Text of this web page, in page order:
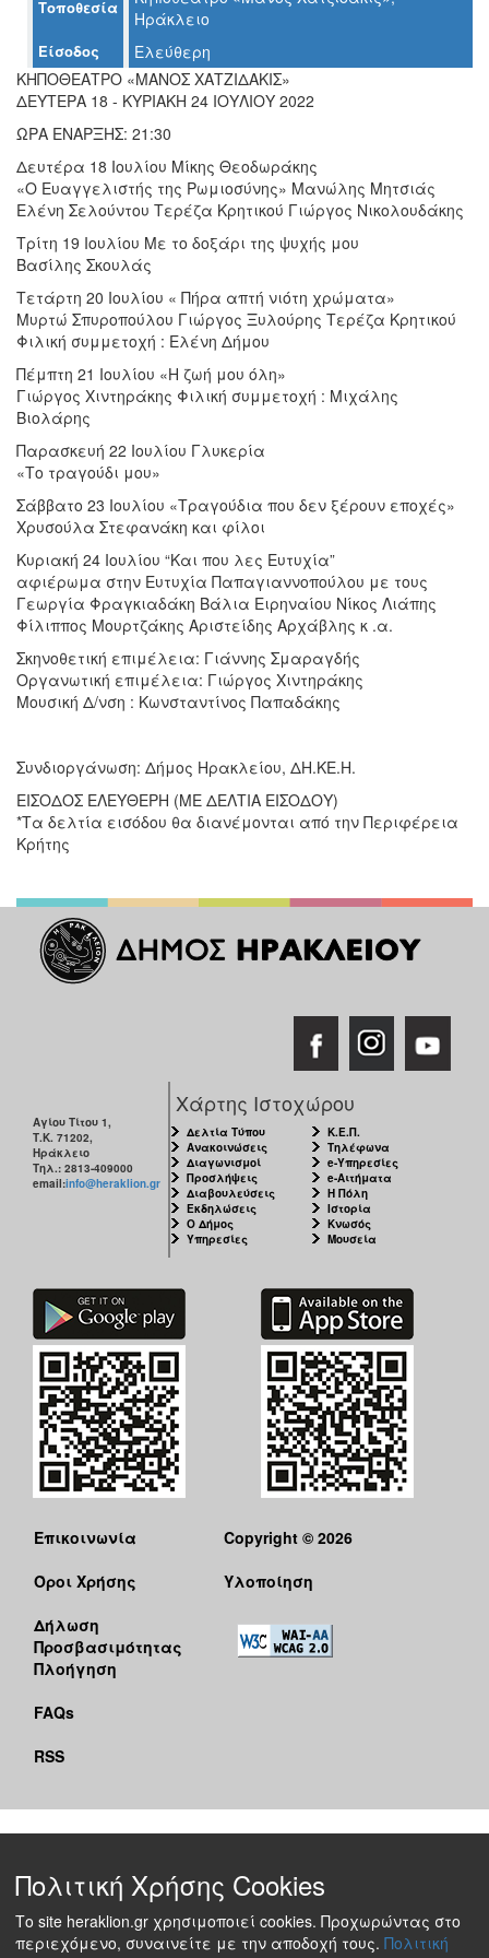
ΜΑΣ
ΔΗΜΟΣ
ΠΟΛΙΤΙΣΜΟΣ
ΑΝΘΕΚΤΙΚΗ
ΠΟΛΗ
Τοποθεσία
Ηράκλειο
Είσοδος
Ελεύθερη
ΚΗΠΟΘΕΑΤΡΟ «ΜΑΝΟΣ ΧΑΤΖΙΔΑΚΙΣ»
ΔΕΥΤΕΡΑ 18 - ΚΥΡΙΑΚΗ 24 ΙΟΥΛΙΟΥ 2022
ΩΡΑ ΕΝΑΡΞΗΣ: 21:30
Δευτέρα 18 Ιουλίου Μίκης Θεοδωράκης
«Ο Ευαγγελιστής της Ρωμιοσύνης» Μανώλης Μητσιάς
Ελένη Σελούντου Τερέζα Κρητικού Γιώργος Νικολουδάκης
Τρίτη 19 Ιουλίου Με το δοξάρι της ψυχής μου
Βασίλης Σκουλάς
Τετάρτη 20 Ιουλίου « Πήρα απτή νιότη χρώματα»
Μυρτώ Σπυροπούλου Γιώργος Ξυλούρης Τερέζα Κρητικού
Φιλική συμμετοχή : Ελένη Δήμου
Πέμπτη 21 Ιουλίου «Η ζωή μου όλη»
Γιώργος Χιντηράκης Φιλική συμμετοχή : Μιχάλης
Βιολάρης
Παρασκευή 22 Ιουλίου Γλυκερία
«Το τραγούδι μου»
Σάββατο 23 Ιουλίου «Τραγούδια που δεν ξέρουν εποχές»
Χρυσούλα Στεφανάκη και φίλοι
Κυριακή 24 Ιουλίου “Και που λες Ευτυχία”
αφιέρωμα στην Ευτυχία Παπαγιαννοπούλου με τους
Γεωργία Φραγκιαδάκη Βάλια Ειρηναίου Νίκος Λιάπης
Φίλιππος Μουρτζάκης Αριστείδης Αρχάβλης κ .α.
Σκηνοθετική επιμέλεια: Γιάννης Σμαραγδής
Οργανωτική επιμέλεια: Γιώργος Χιντηράκης
Μουσική Δ/νση : Κωνσταντίνος Παπαδάκης
Συνδιοργάνωση: Δήμος Ηρακλείου, ΔΗ.ΚΕ.Η.
ΕΙΣΟΔΟΣ ΕΛΕΥΘΕΡΗ (ΜΕ ΔΕΛΤΙΑ ΕΙΣΟΔΟΥ)
*Τα δελτία εισόδου θα διανέμονται από την Περιφέρεια
Κρήτης
Αγίου Τίτου 1,
Τ.Κ. 71202,
Ηράκλειο
Τηλ.: 2813-409000
email:info@heraklion.gr
Χάρτης Ιστοχώρου
Δελτία Τύπου
Ανακοινώσεις
Διαγωνισμοί
Προσλήψεις
Διαβουλεύσεις
Εκδηλώσεις
Ο Δήμος
Υπηρεσίες
Κ.Ε.Π.
Τηλέφωνα
e-Υπηρεσίες
e-Αιτήματα
Η Πόλη
Ιστορία
Κνωσός
Μουσεία
Επικοινωνία
Όροι Χρήσης
Δήλωση
Προσβασιμότητας
Πλοήγηση
FAQs
RSS
Copyright © 2026
Υλοποίηση
Πολιτική Χρήσης Cookies
Το site heraklion.gr χρησιμοποιεί cookies. Προχωρώντας στο
περιεχόμενο, συναινείτε με την αποδοχή τους. Πολιτική